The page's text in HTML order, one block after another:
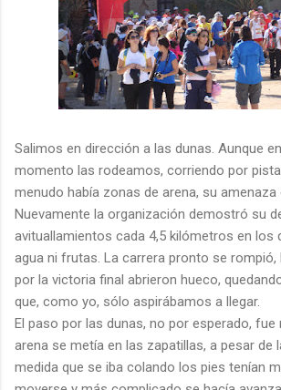
Salimos en dirección a las dunas. Aunque
momento las rodeamos, corriendo por
menudo había zonas de arena, su amenaza
Nuevamente la organización demostró su
avituallamientos cada 4,5 kilómetros en los
agua ni frutas. La carrera pronto se
por la victoria final abrieron hueco,
que, como yo, sólo aspirábamos a llegar.
El paso por las dunas, no por esperado, fue
arena se metía en las zapatillas, a pesar de
medida que se iba colando los pies tenían